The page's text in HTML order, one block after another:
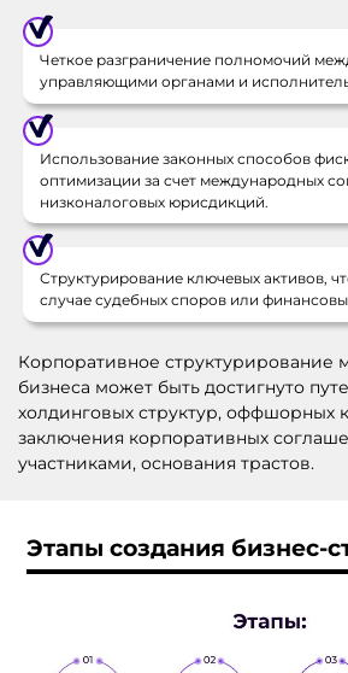
Четкое разграничение полномочий
управляющими органами и
Использование законных способов
оптимизации за счет международных
низконалоговых юрисдикций.
Структурирование ключевых активов,
случае судебных споров или
Корпоративное структурирование
бизнеса может быть достигнуто
холдинговых структур, оффшорных
заключения корпоративных
участниками, основания трастов.
Этапы создания бизнес-